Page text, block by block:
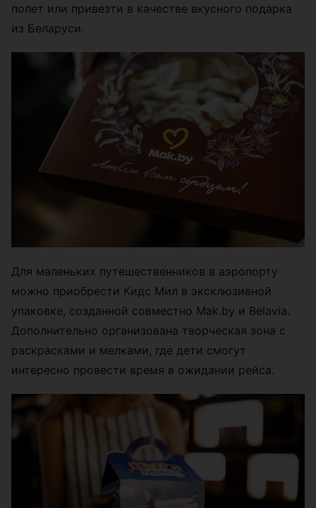
полет или привезти в качестве вкусного подарка
из Беларуси.
Для маленьких путешественников в аэропорту
можно приобрести Кидс Мил в эксклюзивной
упаковке, созданной совместно Mak.by и Belavia.
Дополнительно организована творческая зона с
раскрасками и мелками, где дети смогут
интересно провести время в ожидании рейса.